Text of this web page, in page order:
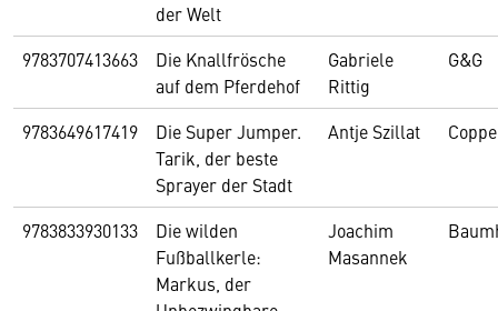
der Welt
9783707413663
Die Knallfrösche
auf dem Pferdehof
Gabriele
Rittig
G&G
9783649617419
Die Super Jumper.
Tarik, der beste
Sprayer der Stadt
Antje Szillat
9783833930133
Die wilden
Fußballkerle:
Markus, der
Joachim
Masannek